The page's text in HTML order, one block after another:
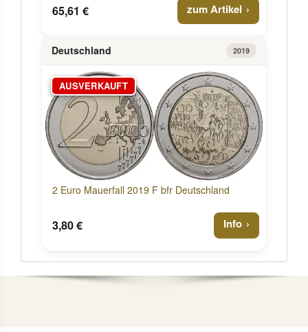
65,61 € zum Artikel
Deutschland 2019
AUSVERKAUFT
2 Euro Mauerfall 2019 F bfr Deutschland
3,80 € Info